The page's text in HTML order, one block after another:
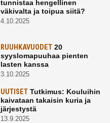
tunnistaa hengellinen
väkivalta ja toipua siitä?
4.10.2025
RUUHKAVUODET20
syyslomapuuhaa pienten
lasten kanssa
3.10.2025
UUTISETTutkimus: Kouluihin
kaivataan takaisin kuria ja
järjestystä
13.9.2025